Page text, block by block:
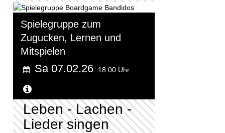
Spielegruppe zum
Zugucken, Lernen und
Mitspielen
Sa 07.02.26 18.00 Uhr
Leben - Lachen -
Lieder singen